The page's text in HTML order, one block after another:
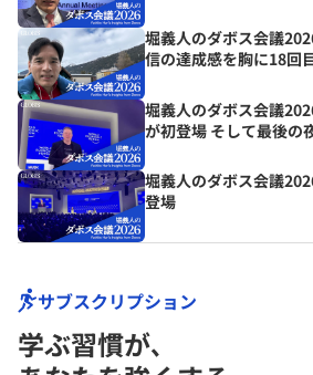
堀義人のダボス会議
信の達成感を胸に18回
堀義人のダボス会議
が初登場 そして最後の
堀義人のダボス会議
登場
サブスクリプション
学ぶ習慣が､